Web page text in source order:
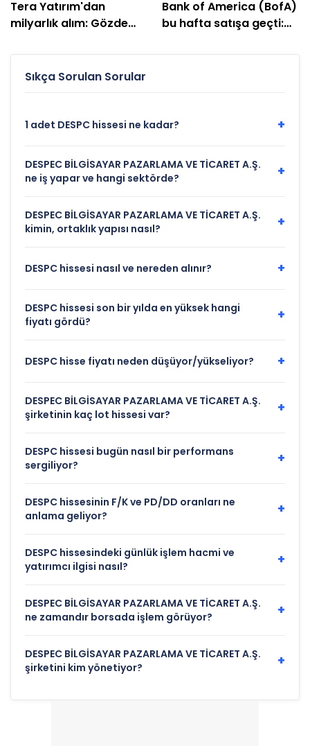
Tera Yatırım'dan
milyarlık alım: Gözde
Bank of America (BofA)
bu hafta satışa geçti:
Sıkça Sorulan Sorular
1 adet DESPC hissesi ne kadar? +
DESPEC BİLGİSAYAR PAZARLAMA VE TİCARET A.Ş.
ne iş yapar ve hangi sektörde?
+
DESPEC BİLGİSAYAR PAZARLAMA VE TİCARET A.Ş.
kimin, ortaklık yapısı nasıl?
+
DESPC hissesi nasıl ve nereden alınır? +
DESPC hissesi son bir yılda en yüksek hangi
fiyatı gördü?
+
DESPC hisse fiyatı neden düşüyor/yükseliyor? +
DESPEC BİLGİSAYAR PAZARLAMA VE TİCARET A.Ş.
şirketinin kaç lot hissesi var?
+
DESPC hissesi bugün nasıl bir performans
sergiliyor?
+
DESPC hissesinin F/K ve PD/DD oranları ne
anlama geliyor?
+
DESPC hissesindeki günlük işlem hacmi ve
yatırımcı ilgisi nasıl?
+
DESPEC BİLGİSAYAR PAZARLAMA VE TİCARET A.Ş.
ne zamandır borsada işlem görüyor?
+
DESPEC BİLGİSAYAR PAZARLAMA VE TİCARET A.Ş.
şirketini kim yönetiyor?
+